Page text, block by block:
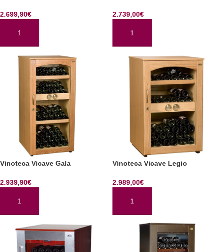
2.699,90€
AÑADIR AL CARRITO
2.739,00€
AÑADIR AL CARRITO
Vinoteca Vicave Gala
2.939,90€
AÑADIR AL CARRITO
Vinoteca Vicave Legio
2.989,00€
AÑADIR AL CARRITO